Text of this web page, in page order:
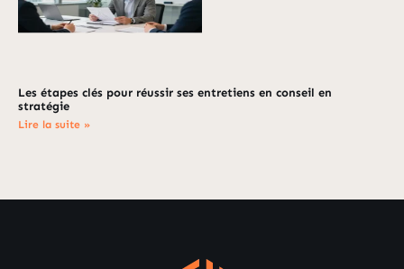
Les étapes clés pour réussir ses entretiens en conseil en
stratégie
Lire la suite »